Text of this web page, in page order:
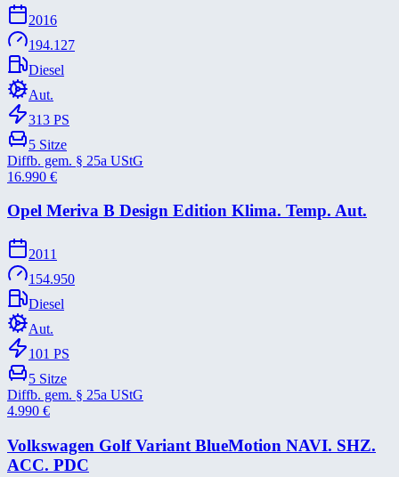
2016
194.127
Diesel
Aut.
313 PS
5 Sitze
Diffb. gem. § 25a UStG
16.990 €
Opel Meriva B Design Edition Klima. Temp. Aut.
2011
154.950
Diesel
Aut.
101 PS
5 Sitze
Diffb. gem. § 25a UStG
4.990 €
Volkswagen Golf Variant BlueMotion NAVI. SHZ.
ACC. PDC